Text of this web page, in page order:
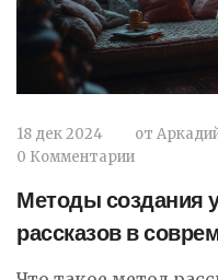
18 дек 2024 от
0 Комментарии
Методы создания
рассказов в